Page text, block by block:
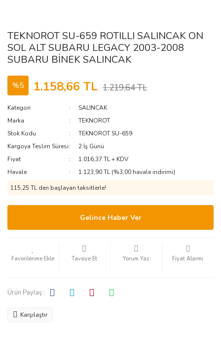
TEKNOROT SU-659 ROTILLI SALINCAK ON
SOL ALT SUBARU LEGACY 2003-2008
SUBARU BİNEK SALINCAK
%5 1.158,66 TL 1.219,64 TL
Kategori
SALINCAK
Marka
TEKNOROT
Stok Kodu
TEKNOROT SU-659
Kargoya Teslim Süresi
2 İş Günü
Fiyat
1.016,37 TL + KDV
Havale
1.123,90 TL (%3,00 havale indirimi)
115,25 TL den başlayan taksitlerle!
Gelince Haber Ver
Tavsiye Et Yorum Yaz Fiyat Alarmı
Ürün Paylaş :
Karşılaştır